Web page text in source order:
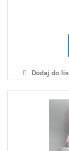
Dodaj do